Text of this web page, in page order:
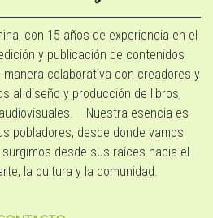
con 15 años de experiencia en el
y publicación de contenidos
colaborativa con creadores y
al diseño y producción de libros,
Nuestra esencia es
pobladores, desde donde vamos
desde sus raíces hacia el
la cultura y la comunidad.